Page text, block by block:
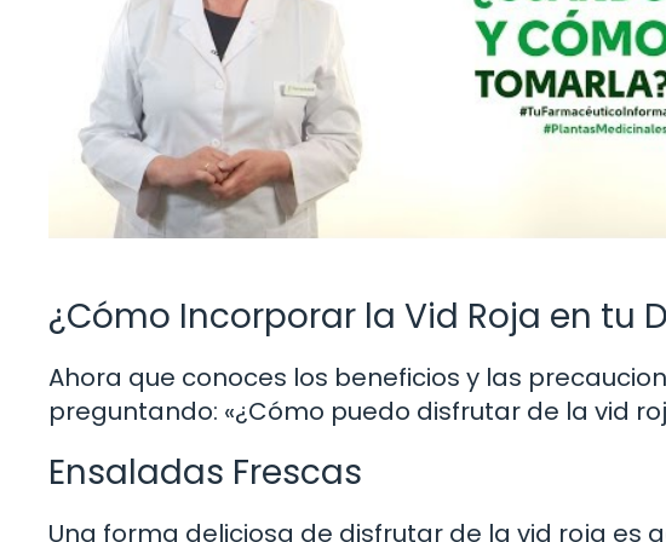
¿Cómo Incorporar la Vid Roja en tu
Ahora que conoces los beneficios y las
preguntando: «¿Cómo puedo disfrutar de la vid
Ensaladas Frescas
Una forma deliciosa de disfrutar de la vid roja es